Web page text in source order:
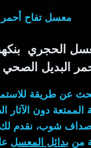
معسل تفاح أحمر
الحجري
البديل الصحي
عن طريقة
الممتعة دون الآثار
شوب، نقدم
من بدائل المعسل